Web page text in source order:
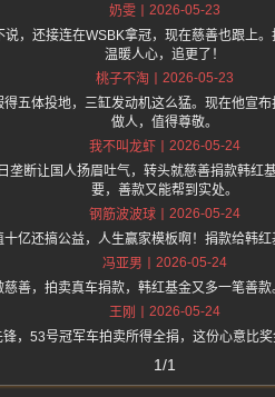
奶雯
2026-05-23
，还接连在WSBK拿冠，现在慈善也跟上
温暖人心，追更了！
桃子不淘
2026-05-23
五体投地，三缸发动机这么猛。现在他宣
做人，值得尊敬。
我不叫龙虾
2026-05-24
垄断让国人扬眉吐气，转头就慈善捐款韩红
要，善款又能帮到实处。
钢筋波波球
2026-05-24
亿还搞公益，人生赢家模板啊！捐款给韩
冯亚男
2026-05-24
善，拍卖真车捐款，韩红基金又多一笔善
王刚
2026-05-24
，53号冠军车拍卖所得全捐，这份心意比
1/1